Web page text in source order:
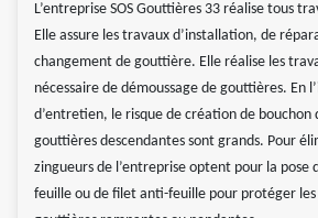
L’entreprise SOS Gouttières 33 réalise tous
Elle assure les travaux d’installation, de
changement de gouttière. Elle réalise les
nécessaire de démoussage de gouttières. En
d’entretien, le risque de création de bouchon
gouttières descendantes sont grands. Pour
zingueurs de l’entreprise optent pour la pose
feuille ou de filet anti-feuille pour protéger les